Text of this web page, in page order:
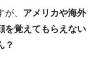
、 アメリカや海外
を覚えてもらえない
？